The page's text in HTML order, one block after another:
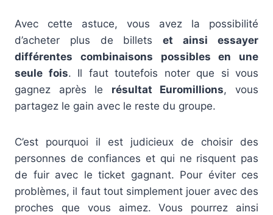
Avec cette astuce, vous avez la possibilité
d’acheter plus de billetset ainsi essayer
différentes combinaisons possibles en une
seule fois. Il faut toutefois noter que si vous
gagnez après le résultat Euromillions, vous
partagez le gain avec le reste du groupe.
C’est pourquoi il est judicieux de choisir des
personnes de confiances et qui ne risquent pas
de fuir avec le ticket gagnant. Pour éviter ces
problèmes, il faut tout simplement jouer avec des
proches que vous aimez. Vous pourrez ainsi